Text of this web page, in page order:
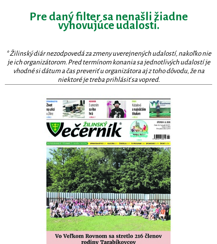
Pre daný filter sa nenašli žiadne
vyhovujúce udalosti.
* Žilinský diár nezodpovedá za zmeny uverejnených udalostí, nakoľko nie
je ich organizátorom. Pred termínom konania sa jednotlivých udalostí je
vhodné si dátum a čas preveriť u organizátora aj z toho dôvodu, že na
niektoré je treba prihlásiť sa vopred.